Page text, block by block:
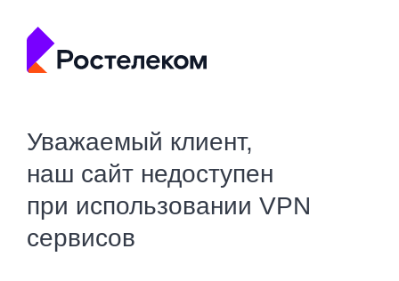
Уважаемый клиент,
наш сайт недоступен
при использовании VPN
сервисов